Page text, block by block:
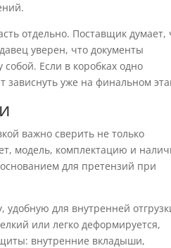
отдельно. Поставщик думает,
уверен, что документы
Если в коробках одно
зависнуть уже на финальном
важно сверить не только
модель, комплектацию и
для претензий при
удобную для внутренней
или легко деформируется,
внутренние вкладыши,